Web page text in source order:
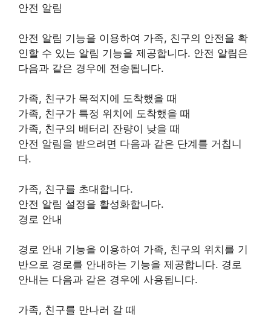
안전 알림
안전 알림 기능을 이용하여 가족, 친구의 안전을 확
인할 수 있는 알림 기능을 제공합니다. 안전 알림은
다음과 같은 경우에 전송됩니다.
가족, 친구가 목적지에 도착했을 때
가족, 친구가 특정 위치에 도착했을 때
가족, 친구의 배터리 잔량이 낮을 때
안전 알림을 받으려면 다음과 같은 단계를 거칩니
다.
가족, 친구를 초대합니다.
안전 알림 설정을 활성화합니다.
경로 안내
경로 안내 기능을 이용하여 가족, 친구의 위치를 기
반으로 경로를 안내하는 기능을 제공합니다. 경로
안내는 다음과 같은 경우에 사용됩니다.
가족, 친구를 만나러 갈 때